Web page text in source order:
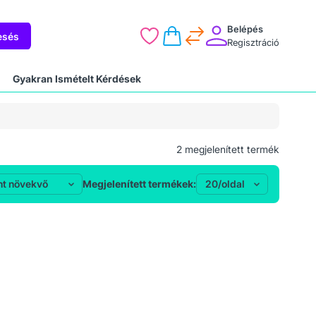
Belépés
Regisztráció
Gyakran Ismételt Kérdések
2 megjelenített termék
Megjelenített termékek: